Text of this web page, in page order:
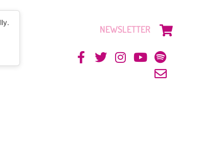
NEWSLETTER